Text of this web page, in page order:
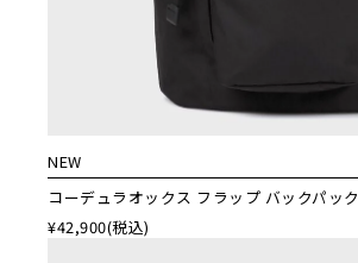
NEW
コーデュラオックス フラップ バックパック
¥42,900(税込)